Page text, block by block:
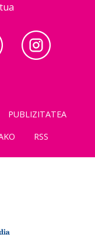
PUBLIZITATEA
RSS